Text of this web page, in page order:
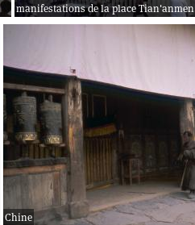
manifestations de la place Tian'anmen
Chine